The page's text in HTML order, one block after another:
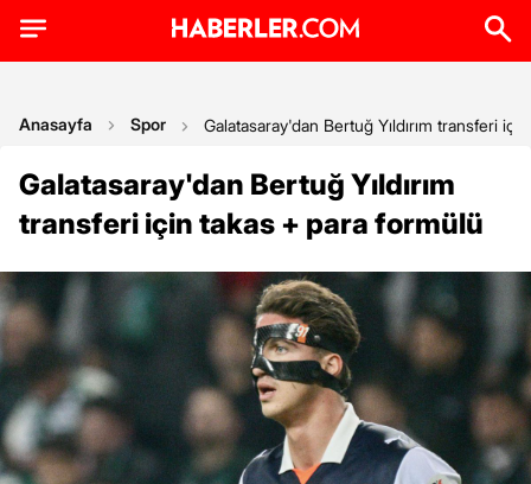
Anasayfa Spor Galatasaray'dan Bertuğ Yıldırım transferi
Galatasaray'dan Bertuğ Yıldırım
transferi için takas + para formülü